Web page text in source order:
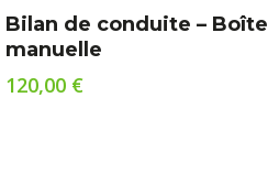
Ajouter Au Panier
Bilan de conduite – Boîte
manuelle
120,00 €